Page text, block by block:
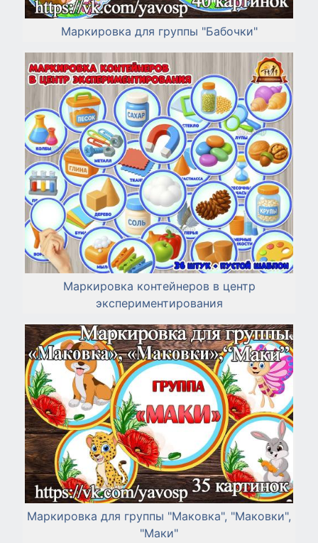
Маркировка для группы "Бабочки"
Маркировка контейнеров в центр
экспериментирования
Маркировка для группы "Маковка", "Маковки",
"Маки"